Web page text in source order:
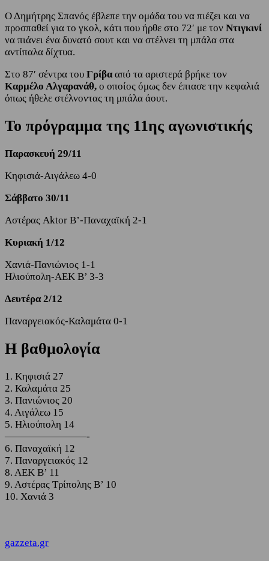
Ο Δημήτρης Σπανός έβλεπε την ομάδα του να πιέζει και να
προσπαθεί για το γκολ, κάτι που ήρθε στο 72′ με τον Ντιγκινί
να πιάνει ένα δυνατό σουτ και να στέλνει τη μπάλα στα
αντίπαλα δίχτυα.
Στο 87′ σέντρα του Γρίβααπό τα αριστερά βρήκε τον
Καρμέλο Αλγαρανάθ, ο οποίος όμως δεν έπιασε την κεφαλιά
όπως ήθελε στέλνοντας τη μπάλα άουτ.
Το πρόγραμμα της 11ης αγωνιστικής
Παρασκευή 29/11
Κηφισιά-Αιγάλεω 4-0
Σάββατο 30/11
Αστέρας Aktor B’-Παναχαϊκή 2-1
Κυριακή 1/12
Χανιά-Πανιώνιος 1-1
Ηλιούπολη-ΑΕΚ Β’ 3-3
Δευτέρα 2/12
Παναργειακός-Καλαμάτα 0-1
Η βαθμολογία
1. Κηφισιά 27
2. Καλαμάτα 25
3. Πανιώνιος 20
4. Αιγάλεω 15
5. Ηλιούπολη 14
————————-
6. Παναχαϊκή 12
7. Παναργειακός 12
8. ΑΕΚ Β’ 11
9. Αστέρας Τρίπολης Β’ 10
10. Χανιά 3
gazzeta.gr